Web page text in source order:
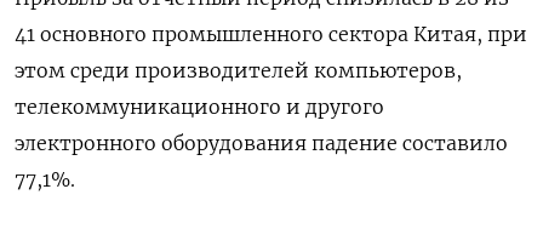
41 основного промышленного сектора Китая, при
этом среди производителей компьютеров,
телекоммуникационного и другого
электронного оборудования падение составило
77,1%.